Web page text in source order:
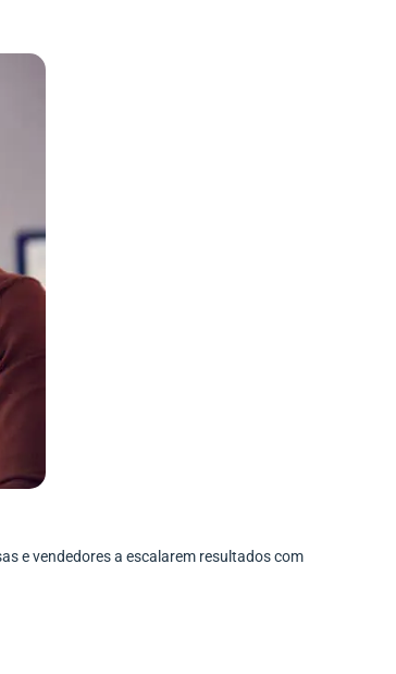
e vendedores a escalarem resultados com